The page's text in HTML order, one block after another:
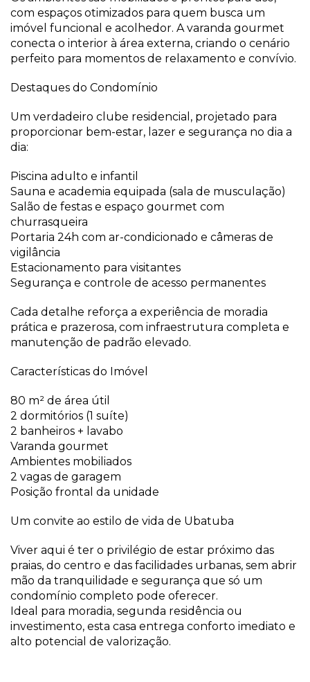
com espaços otimizados para quem busca um
imóvel funcional e acolhedor. A varanda gourmet
conecta o interior à área externa, criando o cenário
perfeito para momentos de relaxamento e convívio.
Destaques do Condomínio
Um verdadeiro clube residencial, projetado para
proporcionar bem-estar, lazer e segurança no dia a
dia:
Piscina adulto e infantil
Sauna e academia equipada (sala de musculação)
Salão de festas e espaço gourmet com
churrasqueira
Portaria 24h com ar-condicionado e câmeras de
vigilância
Estacionamento para visitantes
Segurança e controle de acesso permanentes
Cada detalhe reforça a experiência de moradia
prática e prazerosa, com infraestrutura completa e
manutenção de padrão elevado.
Características do Imóvel
80 m² de área útil
2 dormitórios (1 suíte)
2 banheiros + lavabo
Varanda gourmet
Ambientes mobiliados
2 vagas de garagem
Posição frontal da unidade
Um convite ao estilo de vida de Ubatuba
Viver aqui é ter o privilégio de estar próximo das
praias, do centro e das facilidades urbanas, sem abrir
mão da tranquilidade e segurança que só um
condomínio completo pode oferecer.
Ideal para moradia, segunda residência ou
investimento, esta casa entrega conforto imediato e
alto potencial de valorização.